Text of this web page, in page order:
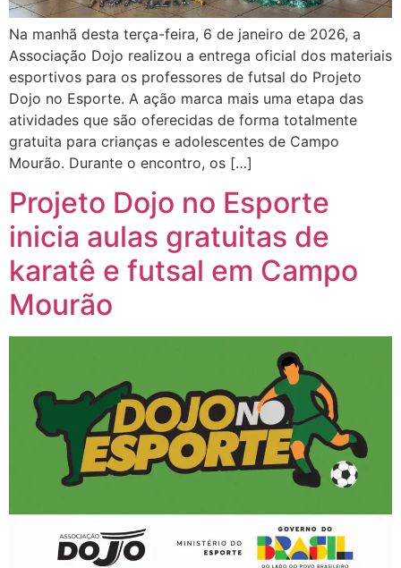
Na manhã desta terça-feira, 6 de janeiro de 2026, a
Associação Dojo realizou a entrega oficial dos materiais
esportivos para os professores de futsal do Projeto
Dojo no Esporte. A ação marca mais uma etapa das
atividades que são oferecidas de forma totalmente
gratuita para crianças e adolescentes de Campo
Mourão. Durante o encontro, os […]
Projeto Dojo no Esporte
inicia aulas gratuitas de
karatê e futsal em Campo
Mourão